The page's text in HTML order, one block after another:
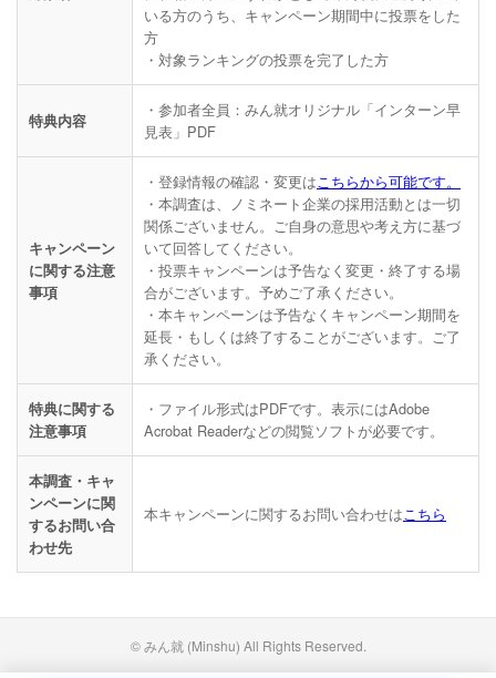
いる方のうち、キャンペーン期間中に投票をした
方
・対象ランキングの投票を完了した方
特典内容
・参加者全員：みん就オリジナル「インターン早
見表」PDF
キャンペーン
に関する注意
事項
・登録情報の確認・変更はこちらから可能です。
・本調査は、ノミネート企業の採用活動とは一切
関係ございません。ご自身の意思や考え方に基づ
いて回答してください。
・投票キャンペーンは予告なく変更・終了する場
合がございます。予めご了承ください。
・本キャンペーンは予告なくキャンペーン期間を
延長・もしくは終了することがございます。ご了
承ください。
特典に関する
注意事項
・ファイル形式はPDFです。表示にはAdobe
Acrobat Readerなどの閲覧ソフトが必要です。
本調査・キャ
ンペーンに関
するお問い合
わせ先
本キャンペーンに関するお問い合わせはこちら
© みん就 (Minshu) All Rights Reserved.